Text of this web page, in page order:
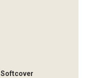
Softcover